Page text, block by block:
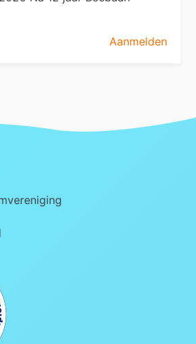
Aanmelden